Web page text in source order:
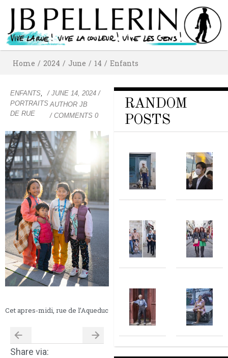
Home / 2024 / June / 14 / Enfants
ENFANTS
PORTRAITS
DE RUE
/JUNE 14, 2024 /
AUTHORJB
/ COMMENTS 0
Cet apres-midi, rue de l’Aqueduc
Share via:
RANDOM
POSTS